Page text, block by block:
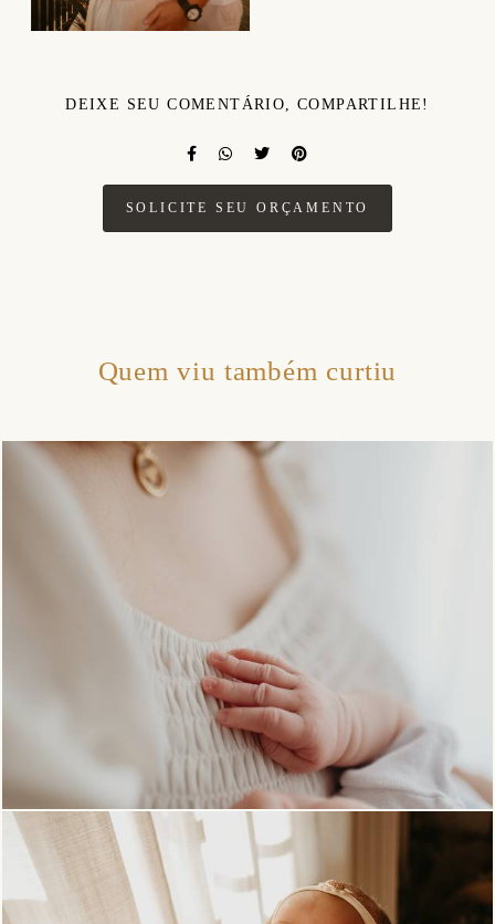
DEIXE SEU COMENTÁRIO, COMPARTILHE!
SOLICITE SEU ORÇAMENTO
Quem viu também curtiu